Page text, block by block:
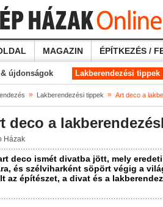
MAGAZIN ÉPÍTKEZÉS /
& újdonságok Lakberendezési tippek
» Lakberendezési tippek » Art deco a
deco a
Házak
deco ismét divatba jött, mely
és szélviharként söpört végig a
az építészet, a divat és a